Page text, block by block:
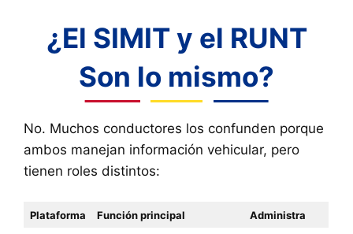
¿El SIMIT y el RUNT
Son lo mismo?
No. Muchos conductores los confunden porque
ambos manejan información vehicular, pero
tienen roles distintos:
Plataforma Función principal Administra